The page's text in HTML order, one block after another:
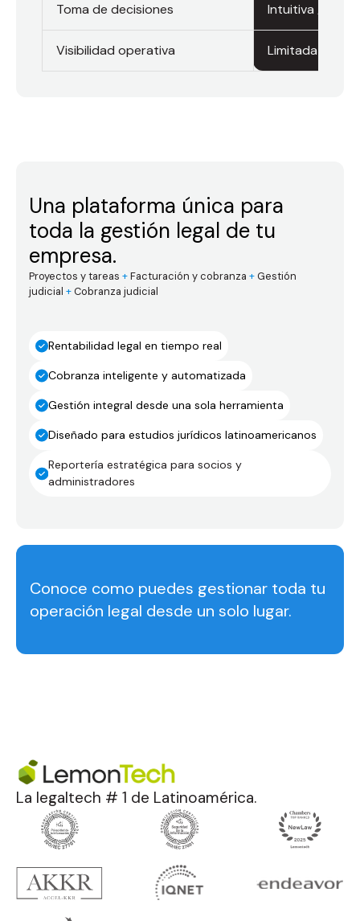
Toma de decisiones Intuitiva / sin
Visibilidad operativa Limitada
Una plataforma única para
toda la gestión legal de tu
empresa.
Proyectos y tareas +Facturación y cobranza +Gestión
judicial +Cobranza judicial
Rentabilidad legal en tiempo real
Cobranza inteligente y automatizada
Gestión integral desde una sola herramienta
Diseñado para estudios jurídicos latinoamericanos
Reportería estratégica para socios y
administradores
Conoce como puedes gestionar toda tu
operación legal desde un solo lugar.
La legaltech # 1 de Latinoamérica.